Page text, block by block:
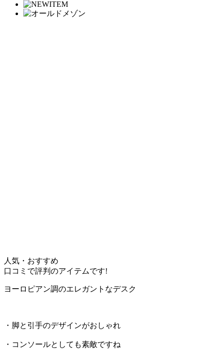
人気・おすすめ
口コミで評判のアイテムです!
ヨーロピアン調のエレガントなデスク
・脚と引手のデザインがおしゃれ
・コンソールとしても素敵ですね